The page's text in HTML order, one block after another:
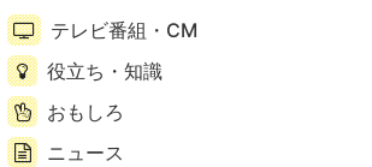
テレビ番組・CM
役立ち・知識
おもしろ
ニュース